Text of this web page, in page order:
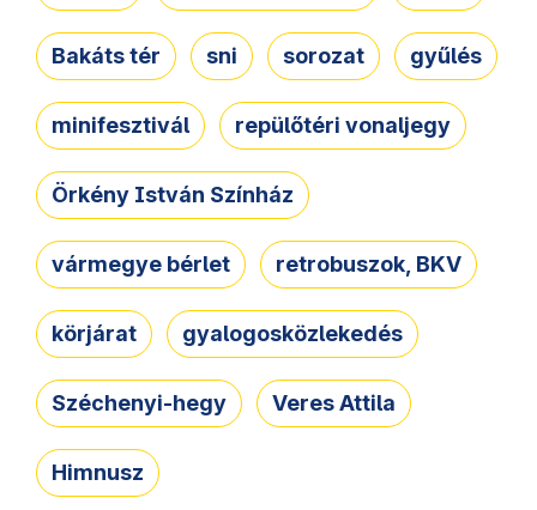
Bakáts tér sni sorozat gyűlés
minifesztivál repülőtéri vonaljegy
Örkény István Színház
vármegye bérlet retrobuszok, BKV
körjárat gyalogosközlekedés
Széchenyi-hegy Veres Attila
Himnusz